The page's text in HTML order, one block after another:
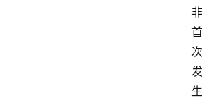
非
首
次
发
生